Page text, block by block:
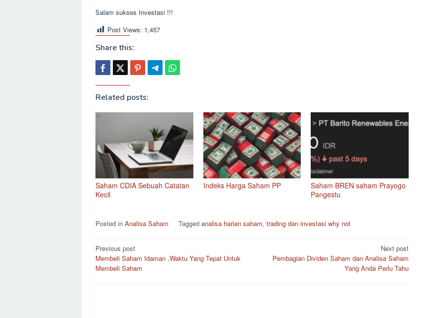
Salam sukses Investasi !!!
Post Views: 1,457
Share this:
Related posts:
Saham CDIA Sebuah Catatan
Kecil
Indeks Harga Saham PP
Saham BREN saham Prayogo
Pangestu
Posted in Analisa Saham Tagged analisa harian saham, trading dan investasi why not
Post
navigation
Previous post
Membeli Saham Idaman ,Waktu Yang Tepat Untuk
Membeli Saham
Next post
Pembagian Dividen Saham dan Analisa Saham
Yang Anda Perlu Tahu